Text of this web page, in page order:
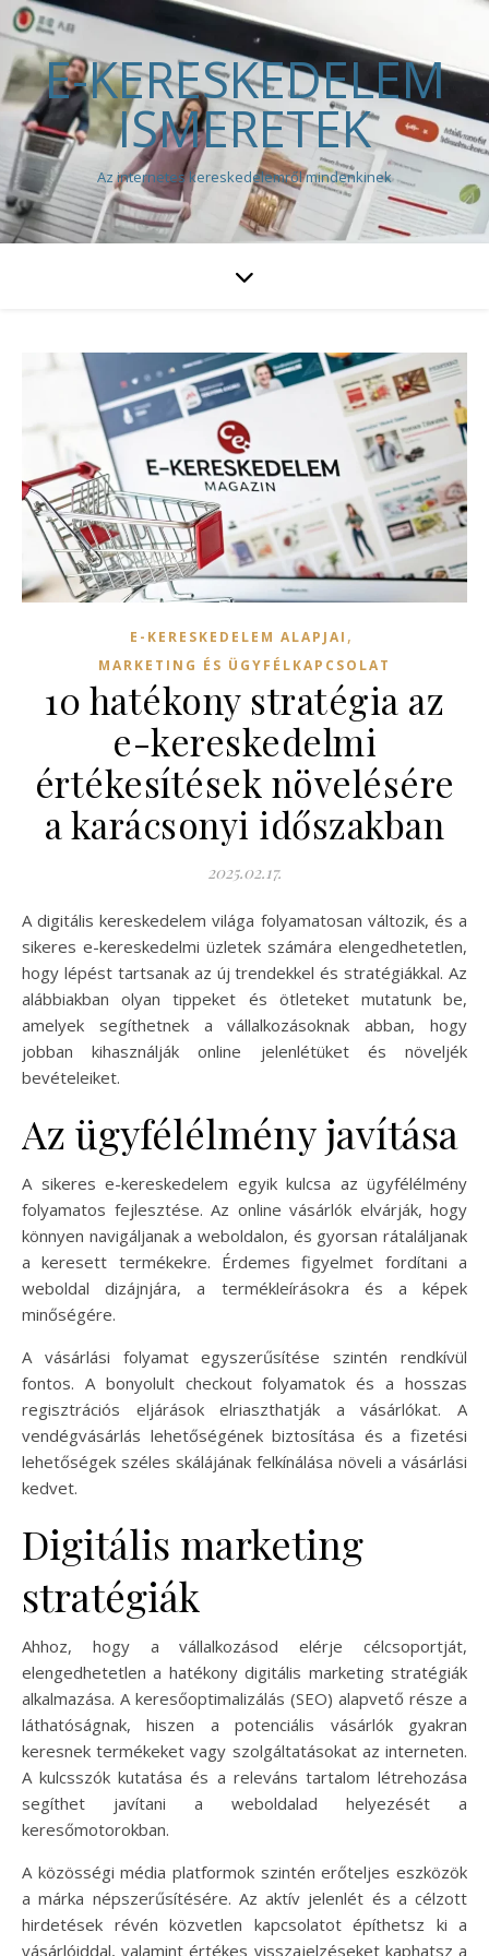
E-KERESKEDELEM
ISMERETEK
Az internetes kereskedelemről mindenkinek
E-KERESKEDELEM ALAPJAI ,
MARKETING ÉS ÜGYFÉLKAPCSOLAT
10 hatékony stratégia az
e-kereskedelmi
értékesítések növelésére
a karácsonyi időszakban
2025.02.17.
A digitális kereskedelem világa folyamatosan változik, és a
sikeres e-kereskedelmi üzletek számára elengedhetetlen,
hogy lépést tartsanak az új trendekkel és stratégiákkal. Az
alábbiakban olyan tippeket és ötleteket mutatunk be,
amelyek segíthetnek a vállalkozásoknak abban, hogy
jobban kihasználják online jelenlétüket és növeljék
bevételeiket.
Az ügyfélélmény javítása
A sikeres e-kereskedelem egyik kulcsa az ügyfélélmény
folyamatos fejlesztése. Az online vásárlók elvárják, hogy
könnyen navigáljanak a weboldalon, és gyorsan rátaláljanak
a keresett termékekre. Érdemes figyelmet fordítani a
weboldal dizájnjára, a termékleírásokra és a képek
minőségére.
A vásárlási folyamat egyszerűsítése szintén rendkívül
fontos. A bonyolult checkout folyamatok és a hosszas
regisztrációs eljárások elriaszthatják a vásárlókat. A
vendégvásárlás lehetőségének biztosítása és a fizetési
lehetőségek széles skálájának felkínálása növeli a vásárlási
kedvet.
Digitális marketing
stratégiák
Ahhoz, hogy a vállalkozásod elérje célcsoportját,
elengedhetetlen a hatékony digitális marketing stratégiák
alkalmazása. A keresőoptimalizálás (SEO) alapvető része a
láthatóságnak, hiszen a potenciális vásárlók gyakran
keresnek termékeket vagy szolgáltatásokat az interneten.
A kulcsszók kutatása és a releváns tartalom létrehozása
segíthet javítani a weboldalad helyezését a
keresőmotorokban.
A közösségi média platformok szintén erőteljes eszközök
a márka népszerűsítésére. Az aktív jelenlét és a célzott
hirdetések révén közvetlen kapcsolatot építhetsz ki a
vásárlóiddal, valamint értékes visszajelzéseket kaphatsz a